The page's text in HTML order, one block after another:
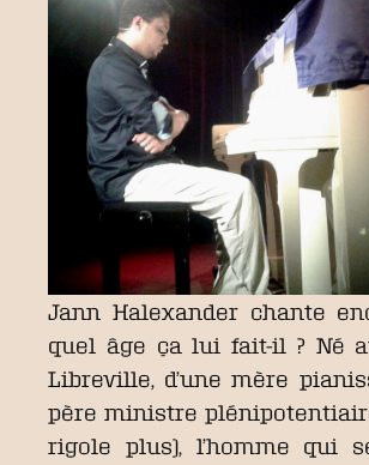
Jann Halexander chante
quel âge ça lui fait-il ? Né
Libreville, d’une mère
père ministre
rigole plus), l’homme qui